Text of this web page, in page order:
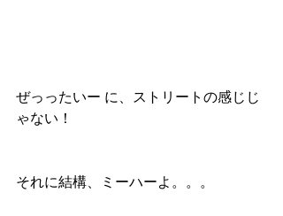
ぜっったいー に、ストリートの感じじ
ゃない！
それに結構、ミーハーよ。。。